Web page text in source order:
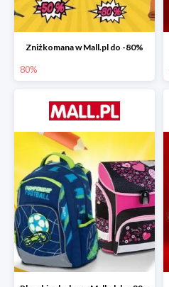
Zniżkomana w Mall.pl do -80%
80%